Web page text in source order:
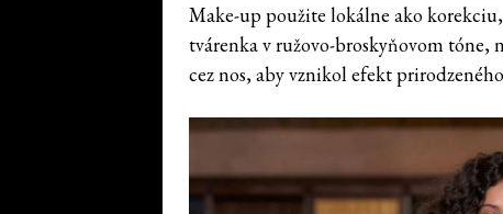
Make-up použite lokálne ako
tvárenka v ružovo-broskyňovom tóne,
cez nos, aby vznikol efekt